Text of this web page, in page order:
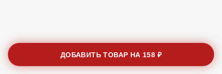
ДОБАВИТЬ ТОВАР НА 158 ₽